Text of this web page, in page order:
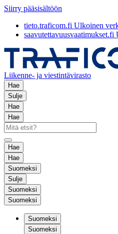
Siirry pääsisältöön
tieto.traficom.fi Ulkoinen
saavutettavuusvaatimukset.fi
Liikenne- ja viestintävirasto
Hae
Sulje
Hae
Hae
Hae
Hae
Suomeksi
Sulje
Suomeksi
Suomeksi
Suomeksi
Suomeksi